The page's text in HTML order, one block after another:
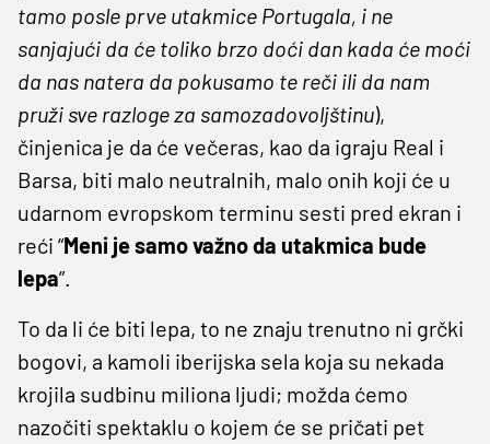
tamo posle prve utakmice Portugala, i ne
sanjajući da će toliko brzo doći dan kada će moći
da nas natera da pokusamo te reči ili da nam
pruži sve razloge za samozadovoljštinu),
činjenica je da će večeras, kao da igraju Real i
Barsa, biti malo neutralnih, malo onih koji će u
udarnom evropskom terminu sesti pred ekran i
reći “Meni je samo važno da utakmica bude
lepa”.
To da li će biti lepa, to ne znaju trenutno ni grčki
bogovi, a kamoli iberijska sela koja su nekada
krojila sudbinu miliona ljudi; možda ćemo
nazočiti spektaklu o kojem će se pričati pet